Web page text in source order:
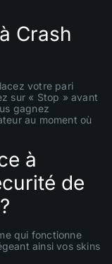
Crash
votre pari
sur « Stop » avant
gagnez
au moment où
à
de
qui fonctionne
ainsi vos skins